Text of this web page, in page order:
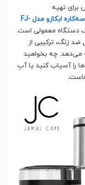
برای تهیه
آبمیوه‌گیری سه‌کاره ابکازو مدل FJ-
فراتر از یک دستگاه معمولی است.
زنگ، ترکیبی از
می‌دهد. چه بخواهید
را آسیاب کنید یا آبِ